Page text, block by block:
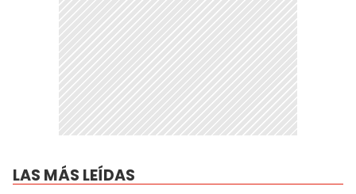
LAS MÁS LEÍDAS